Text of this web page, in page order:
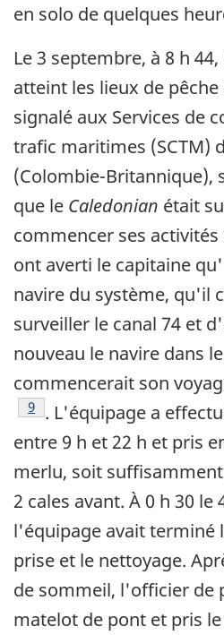
en solo de quelques
Le 3 septembre, à 8 h
atteint les lieux de
signalé aux Services de
trafic maritimes (SCTM)
(Colombie-Britannique),
que le Caledonian était
commencer ses activités
ont averti le capitaine
navire du système, qu'il
surveiller le canal 74 et
nouveau le navire dans
commencerait son
Note de bas de page
9 . L'équipage a
entre 9 h et 22 h et pris
merlu, soit
2 cales avant. À 0 h 30 le
l'équipage avait terminé
prise et le nettoyage.
de sommeil, l'officier de
matelot de pont et pris